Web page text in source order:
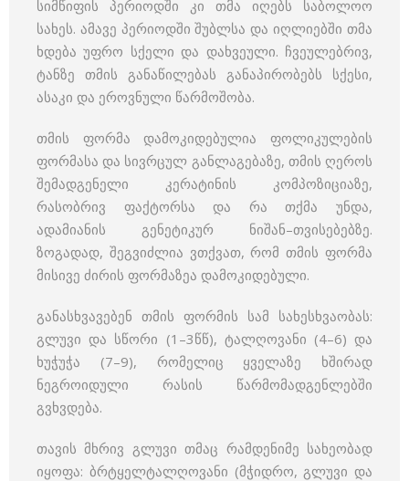
სიმწიფის პერიოდში კი თმა იღებს საბოლოო
სახეს. ამავე პერიოდში შუბლსა და იღლიებში თმა
ხდება უფრო სქელი და დახვეული. ჩვეულებრივ,
ტანზე თმის განაწილებას განაპირობებს სქესი,
ასაკი და ეროვნული წარმოშობა.
თმის ფორმა დამოკიდებულია ფოლიკულების
ფორმასა და სივრცულ განლაგებაზე, თმის ღეროს
შემადგენელი კერატინის კომპოზიციაზე,
რასობრივ ფაქტორსა და რა თქმა უნდა,
ადამიანის გენეტიკურ ნიშან–თვისებებზე.
ზოგადად, შეგვიძლია ვთქვათ, რომ თმის ფორმა
მისივე ძირის ფორმაზეა დამოკიდებული.
განასხვავებენ თმის ფორმის სამ სახესხვაობას:
გლუვი და სწორი (1–3წწ), ტალღოვანი (4–6) და
ხუჭუჭა (7–9), რომელიც ყველაზე ხშირად
ნეგროიდული რასის წარმომადგენლებში
გვხვდება.
თავის მხრივ გლუვი თმაც რამდენიმე სახეობად
იყოფა: ბრტყელტალღოვანი (მჭიდრო, გლუვი და